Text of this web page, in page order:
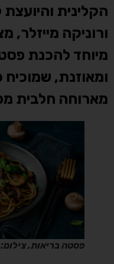
הקלינית
ורוניקה מייזלר,
מיוחד להכנת
ומאוזנת, שמוכיח
מארוחה חלבית
פסטה בריאות,